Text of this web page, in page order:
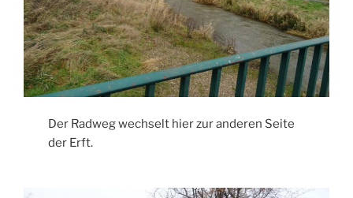
Der Radweg wechselt hier zur anderen Seite
der Erft.